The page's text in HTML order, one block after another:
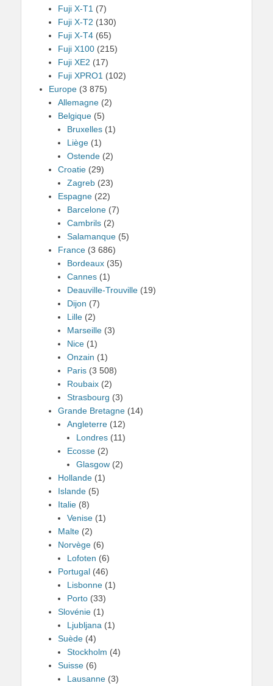
Fuji X-T1 (7)
Fuji X-T2 (130)
Fuji X-T4 (65)
Fuji X100 (215)
Fuji XE2 (17)
Fuji XPRO1 (102)
Europe (3 875)
Allemagne (2)
Belgique (5)
Bruxelles (1)
Liège (1)
Ostende (2)
Croatie (29)
Zagreb (23)
Espagne (22)
Barcelone (7)
Cambrils (2)
Salamanque (5)
France (3 686)
Bordeaux (35)
Cannes (1)
Deauville-Trouville (19)
Dijon (7)
Lille (2)
Marseille (3)
Nice (1)
Onzain (1)
Paris (3 508)
Roubaix (2)
Strasbourg (3)
Grande Bretagne (14)
Angleterre (12)
Londres (11)
Ecosse (2)
Glasgow (2)
Hollande (1)
Islande (5)
Italie (8)
Venise (1)
Malte (2)
Norvège (6)
Lofoten (6)
Portugal (46)
Lisbonne (1)
Porto (33)
Slovénie (1)
Ljubljana (1)
Suède (4)
Stockholm (4)
Suisse (6)
Lausanne (3)